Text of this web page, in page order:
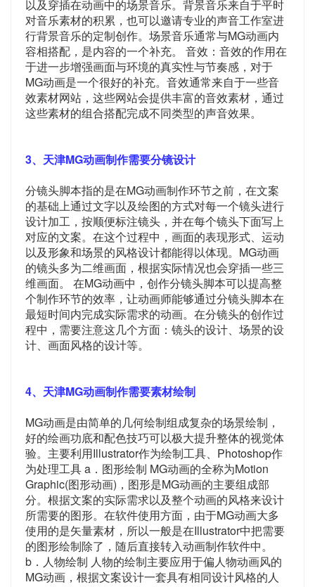
以及穿插在动画中的场景音乐。背景音乐来自于平时
对音乐素材的积累，也可以邀请专业的声音工作室进
行背景音乐的定制创作。场景音乐通常与MG动画内
容相搭配，是内容的一个补充。 音效：音效的作用在
于进一步增强画面与环境的真实性与节奏感，对于
MG动画是一个很好的补充。音效通常来自于一些音
效素材网站，这些网站会提供丰富的音效素材，通过
这些素材的组合搭配完成不同类型的声音效果。
3、天津MG动画制作需要分镜设计
分镜头脚本指的是在MG动画制作环节之前，在文案
的基础上通过文字以及绘图的方式对每一个镜头进行
设计加工，按顺便标注镜头，并在每个镜头下面写上
对应的文案。在这个过程中，画面的表现形式、运动
以及形象和场景的风格设计都能得以体现。MG动画
的镜头多为二维画面，根据实际情况也会穿插一些三
维画面。 在MG动画中，创作分镜头脚本可以提高整
个制作环节的效率，让动画师能够通过分镜头脚本在
最短时间内完成实际需求的动画。在分镜头的创作过
程中，需要注意这几个方面：镜头的设计、场景的设
计、画面风格的设计等。
4、天津MG动画制作需要素材绘制
MG动画是由简单的几何绘制组成复杂的场景绘制，
好的绘画功底和配色技巧可以极大提升整体的视觉体
验。主要利用Illustrator作为绘制工具、Photoshop作
为处理工具 a．图形绘制 MG动画的全称为Motion
Graphic(图形动画)，图形是MG动画的主要组成部
分。根据文案的实际需求以及整个动画的风格来设计
所需要的图形。在软件使用方面，由于MG动画大多
使用的是矢量素材，所以一般是在Illustrator中把需要
的图形绘制除了，随后直接转入动画制作软件中。
b．人物绘制 人物的绘制主要应用于偏人物动画风的
MG动画，根据文案设计一套具有相同设计风格的人